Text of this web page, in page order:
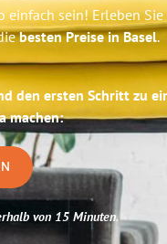
einfach sein! Erleben
besten Preise in Basel.
den ersten Schritt zu
machen:
von 15 Minuten.